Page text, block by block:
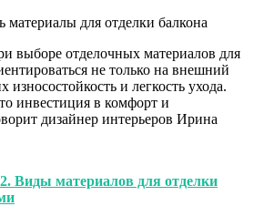
выборе отделочных материалов для
не только на внешний
и легкость ухода.
инвестиция в комфорт и
дизайнер интерьеров Ирина
Виды материалов для отделки